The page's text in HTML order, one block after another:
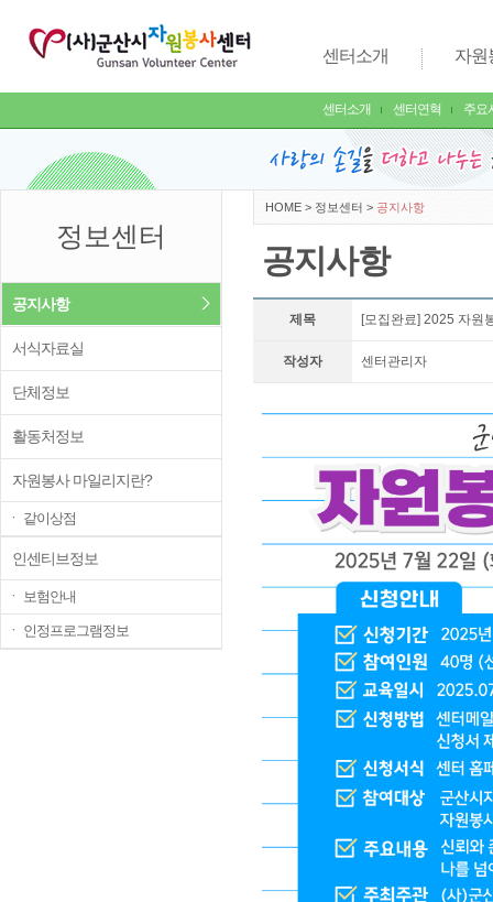
센터소개
센터소개 센터연혁 주요
자원
정보센터
공지사항
서식자료실
단체정보
활동처정보
자원봉사 마일리지란?
ㆍ 같이상점
인센티브정보
ㆍ 보험안내
ㆍ 인정프로그램정보
HOME > 정보센터 > 공지사항
공지사항
제목 [모집완료] 2025 자원
작성자 센터관리자